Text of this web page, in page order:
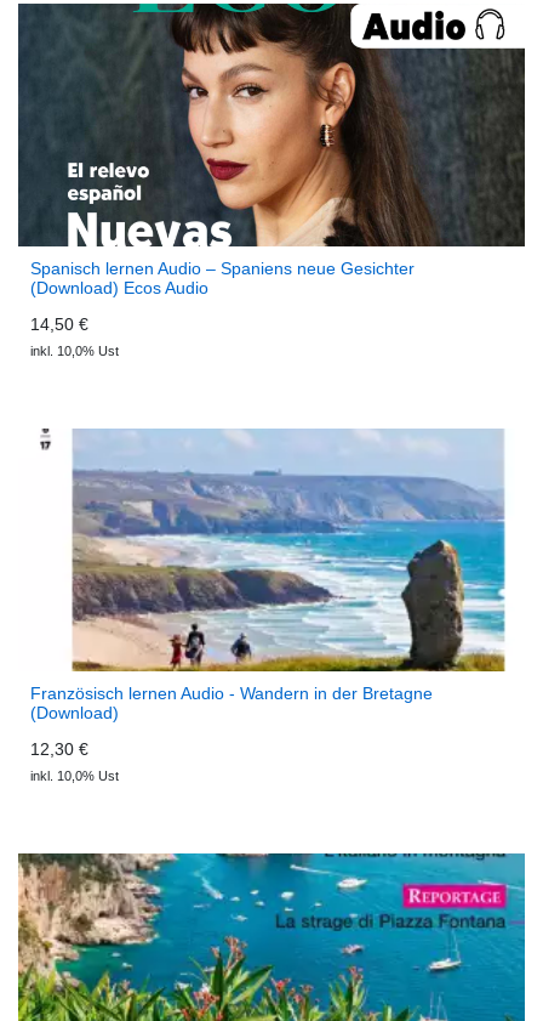
Spanisch lernen Audio – Spaniens neue Gesichter
(Download) Ecos Audio
14,50 €
inkl. 10,0% Ust
Französisch lernen Audio - Wandern in der Bretagne
(Download)
12,30 €
inkl. 10,0% Ust